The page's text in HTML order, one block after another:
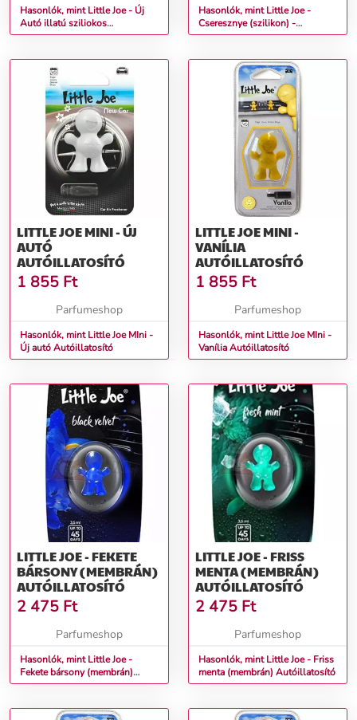
Hasonlók, mint Little Joe - Új
Autó illatú sziliokos
autóillatosító
Hasonlók, mint Little Joe -
Cseresznye (szilikon) -
Autóillatosító
LITTLE JOE MINI - ÚJ
AUTÓ
AUTÓILLATOSÍTÓ
1 855 Ft
Parfumeshop
Hasonlók, mint Little Joe MIni -
Új autó Autóillatosító
LITTLE JOE MINI -
VANÍLIA
AUTÓILLATOSÍTÓ
1 855 Ft
Parfumeshop
Hasonlók, mint Little Joe MIni -
Vanília Autóillatosító
LITTLE JOE - FEKETE
BÁRSONY (MEMBRÁN)
AUTÓILLATOSÍTÓ
2 475 Ft
Parfumeshop
Hasonlók, mint Little Joe -
Fekete bársony (membrán)
Autóillatosító
LITTLE JOE - FRISS
MENTA (MEMBRÁN)
AUTÓILLATOSÍTÓ
2 475 Ft
Parfumeshop
Hasonlók, mint Little Joe - Friss
menta (membrán) Autóillatosító